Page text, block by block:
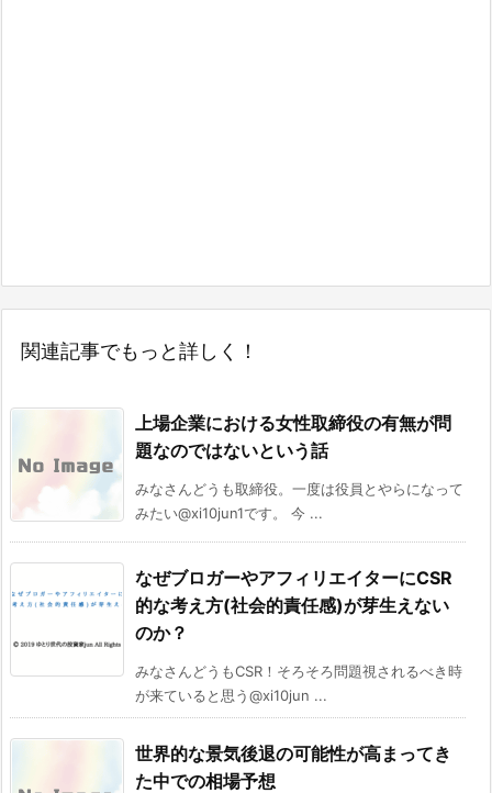
関連記事でもっと詳しく！
上場企業における女性取締役の有無が問
題なのではないという話
みなさんどうも取締役。一度は役員とやらになって
みたい@xi10jun1です。 今 ...
なぜブロガーやアフィリエイターにCSR
的な考え方(社会的責任感)が芽生えない
のか？
みなさんどうもCSR！そろそろ問題視されるべき時
が来ていると思う@xi10jun ...
世界的な景気後退の可能性が高まってき
た中での相場予想